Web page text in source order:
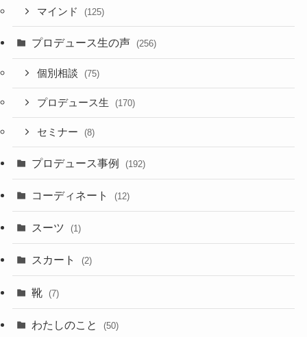
マインド (125)
プロデュース生の声 (256)
個別相談 (75)
プロデュース生 (170)
セミナー (8)
プロデュース事例 (192)
コーディネート (12)
スーツ (1)
スカート (2)
靴 (7)
わたしのこと (50)